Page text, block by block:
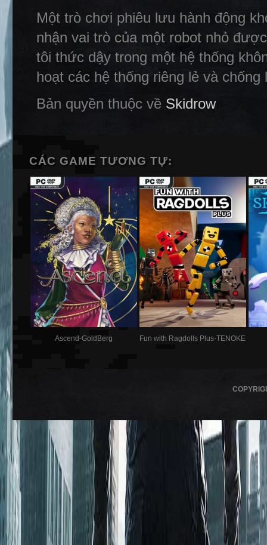
Một trò chơi phiêu lưu hành động
nhận vai trò của một robot nhỏ
tôi thức dậy trong một hệ thống
hoạt các hệ thống riêng lẻ và
Bản quyền thuộc về Skidrow
CÁC GAME TƯƠNG TỰ:
Ascend-GoldBerg Fun with Ragdolls Plus-TENOKE